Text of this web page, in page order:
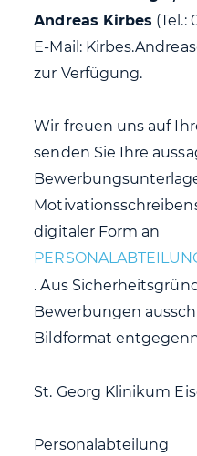
Andreas Kirbes (Tel.:
E-Mail:
zur Verfügung.
Wir freuen uns auf
senden Sie Ihre
digitaler Form an
. Aus
Bewerbungen
Bildformat
St. Georg Klinikum
Personalabteilung